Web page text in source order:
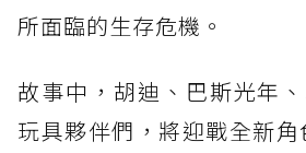
所面臨的生存危機。
故事中，胡迪、巴斯光年
玩具夥伴們，將迎戰全新角